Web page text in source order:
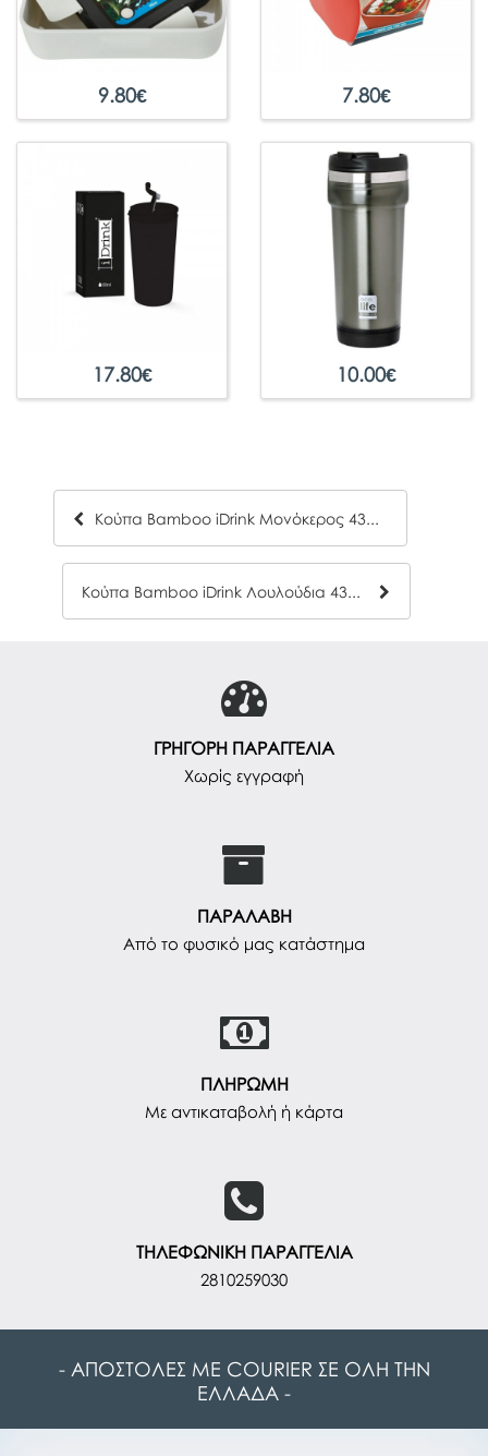
9.80€ 7.80€
17.80€ 10.00€
Κούπα Bamboo iDrink Μονόκερος 435ml
Κούπα Bamboo iDrink Λουλούδια 435ml
ΓΡΗΓΟΡΗ ΠΑΡΑΓΓΕΛΙΑ
Χωρίς εγγραφή
ΠΑΡΑΛΑΒΗ
Από το φυσικό μας κατάστημα
ΠΛΗΡΩΜΗ
Με αντικαταβολή ή κάρτα
ΤΗΛΕΦΩΝΙΚΗ ΠΑΡΑΓΓΕΛΙΑ
2810259030
- ΑΠΟΣΤΟΛΕΣ ΜΕ COURIER ΣΕ ΟΛΗ ΤΗΝ
ΕΛΛΑΔΑ -